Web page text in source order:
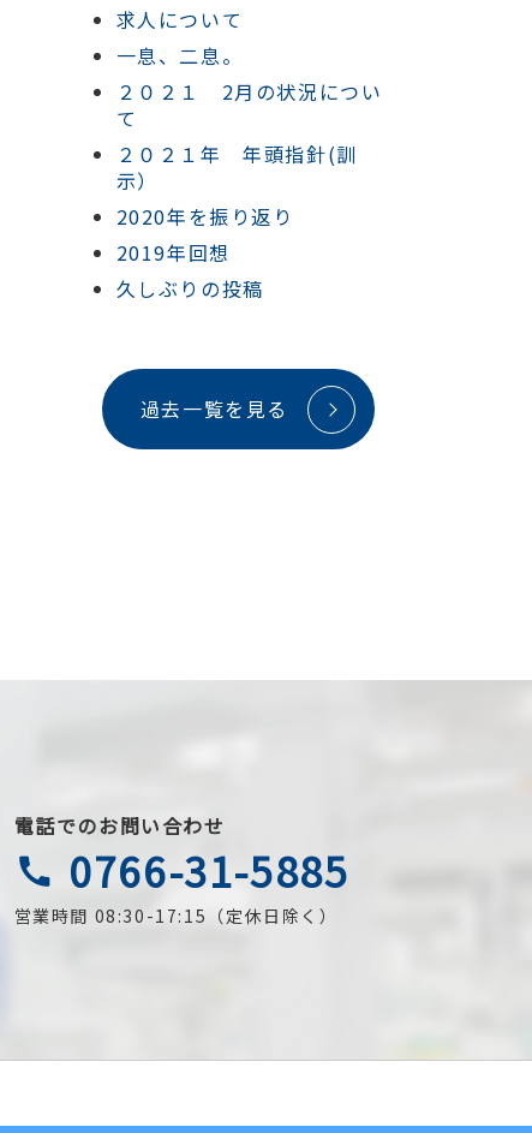
求人について
一息、二息。
２０２１ 2月の状況につい
て
２０２１年 年頭指針(訓
示）
2020年を振り返り
2019年回想
久しぶりの投稿
過去一覧を見る
電話でのお問い合わせ
call 0766-31-5885
営業時間 08:30-17:15（定休日除く）